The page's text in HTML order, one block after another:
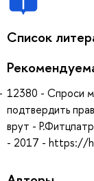
Список
12380 - Спроси
подтвердить
врут -
- 2017 - https://